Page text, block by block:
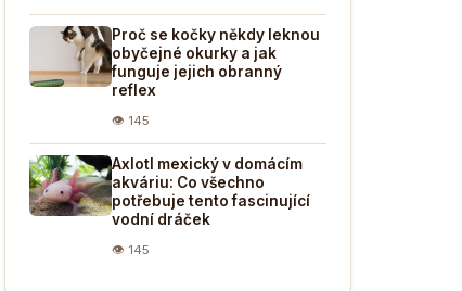
Proč se kočky někdy leknou
obyčejné okurky a jak
funguje jejich obranný
reflex
👁 145
Axlotl mexický v domácím
akváriu: Co všechno
potřebuje tento fascinující
vodní dráček
👁 145